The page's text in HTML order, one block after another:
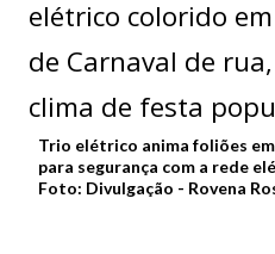
Trio elétrico anima foliões
para segurança com a rede
Foto: Divulgação - Rovena